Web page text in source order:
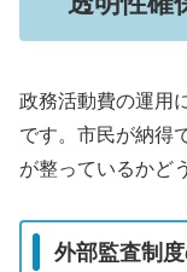
政務活動費の運用
です。市民が納得
が整っているかど
外部監査制